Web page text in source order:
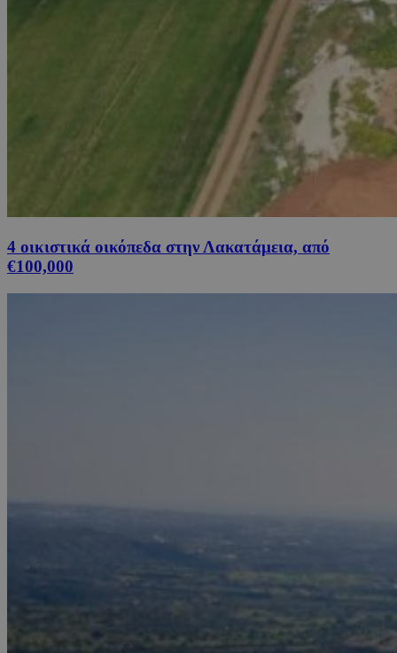
4 οικιστικά οικόπεδα στην Λακατάμεια, από
€100,000